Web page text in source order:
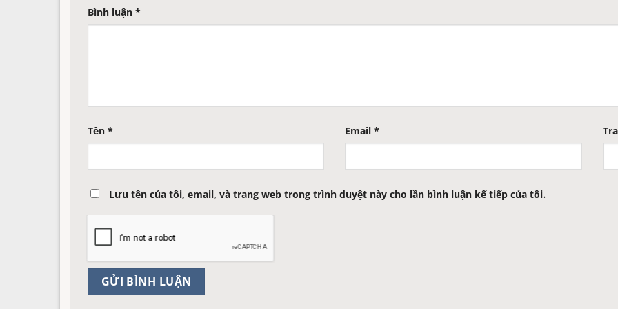
Bình luận *
Tên * Email*
Lưu tên của tôi, email, và trang web trong trình duyệt này cho lần bình luận kế tiếp của tôi.